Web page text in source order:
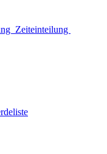
Zeiteinteilung